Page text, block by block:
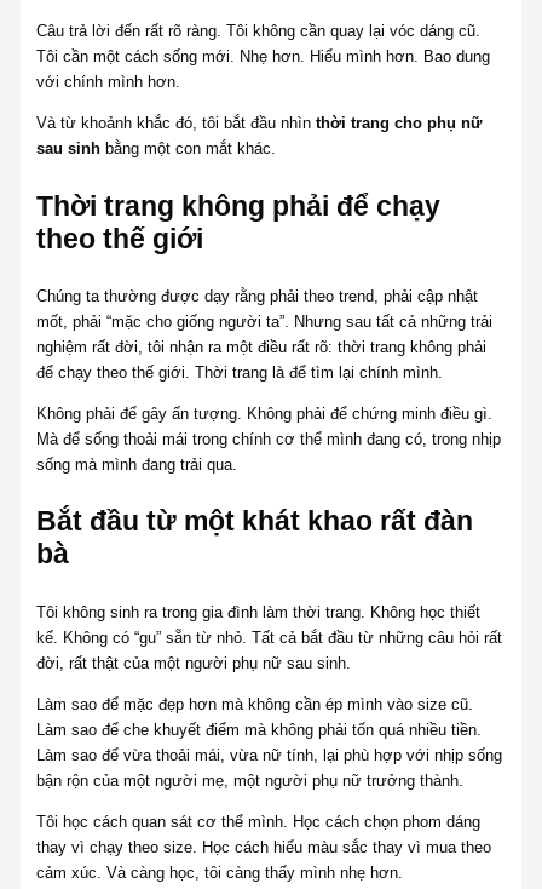
Câu trả lời đến rất rõ ràng. Tôi không cần quay lại vóc dáng cũ.
Tôi cần một cách sống mới. Nhẹ hơn. Hiểu mình hơn. Bao dung
với chính mình hơn.
Và từ khoảnh khắc đó, tôi bắt đầu nhìnthời trang cho phụ nữ
sau sinh bằng một con mắt khác.
Thời trang không phải để chạy
theo thế giới
Chúng ta thường được dạy rằng phải theo trend, phải cập nhật
mốt, phải “mặc cho giống người ta”. Nhưng sau tất cả những trải
nghiệm rất đời, tôi nhận ra một điều rất rõ: thời trang không phải
để chạy theo thế giới. Thời trang là để tìm lại chính mình.
Không phải để gây ấn tượng. Không phải để chứng minh điều gì.
Mà để sống thoải mái trong chính cơ thể mình đang có, trong nhịp
sống mà mình đang trải qua.
Bắt đầu từ một khát khao rất đàn
bà
Tôi không sinh ra trong gia đình làm thời trang. Không học thiết
kế. Không có “gu” sẵn từ nhỏ. Tất cả bắt đầu từ những câu hỏi rất
đời, rất thật của một người phụ nữ sau sinh.
Làm sao để mặc đẹp hơn mà không cần ép mình vào size cũ.
Làm sao để che khuyết điểm mà không phải tốn quá nhiều tiền.
Làm sao để vừa thoải mái, vừa nữ tính, lại phù hợp với nhịp sống
bận rộn của một người mẹ, một người phụ nữ trưởng thành.
Tôi học cách quan sát cơ thể mình. Học cách chọn phom dáng
thay vì chạy theo size. Học cách hiểu màu sắc thay vì mua theo
cảm xúc. Và càng học, tôi càng thấy mình nhẹ hơn.